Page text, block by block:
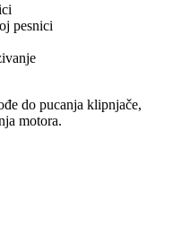
pesnici
do pucanja klipnjače,
motora.